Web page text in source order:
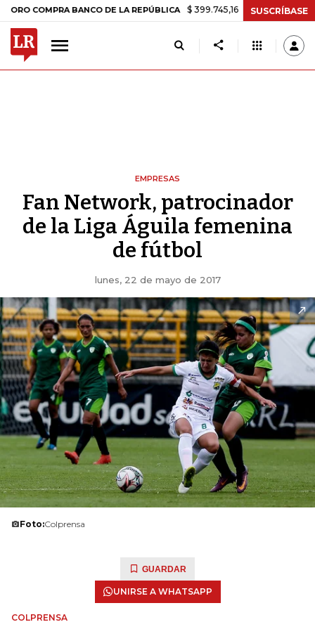
BANCO DE LA REPÚBLICA $ 399.745,16 +$ 2.295,71 +0,58%
SUSCRÍBASE
EMPRESAS
Fan Network, patrocinador
de la Liga Águila femenina
de fútbol
lunes, 22 de mayo de 2017
Foto:Colprensa
GUARDAR
UNIRSE A WHATSAPP
COLPRENSA